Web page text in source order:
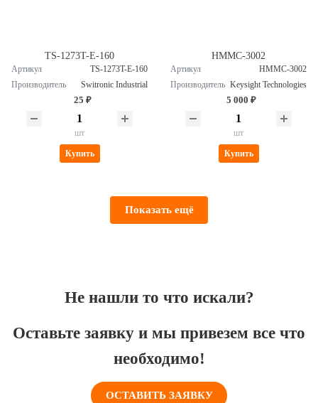
TS-1273T-E-160
Артикул
TS-1273T-E-160
Производитель
Switronic Industrial
25 ₽
шт
Купить
HMMC-3002
Артикул
HMMC-3002
Производитель Keysight Technologies
5 000 ₽
шт
Купить
Показать ещё
Не нашли то что искали?
Оставьте заявку и мы привезем все что
необходимо!
ОСТАВИТЬ ЗАЯВКУ